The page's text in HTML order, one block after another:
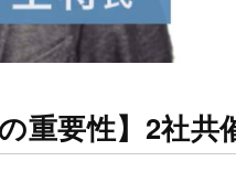
重要性】2社